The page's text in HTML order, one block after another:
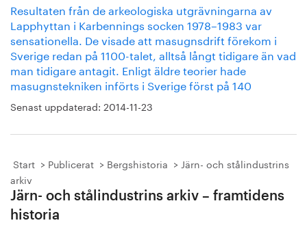
Resultaten från de arkeologiska utgrävningarna av
Lapphyttan i Karbennings socken 1978–1983 var
sensationella. De visade att masugnsdrift förekom i
Sverige redan på 1100-talet, alltså långt tidigare än vad
man tidigare antagit. Enligt äldre teorier hade
masugnstekniken införts i Sverige först på 140
Senast uppdaterad: 2014-11-23
Start Publicerat Bergshistoria
Järn- och stålindustrins
arkiv
Järn- och stålindustrins arkiv – framtidens
historia